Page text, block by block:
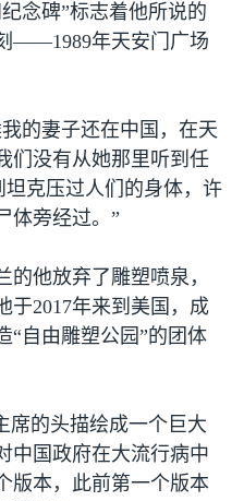
念碑”标志着他所说的
刻——1989年天安门广场
的妻子还在中国，在天
们没有从她那里听到任
坦克压过人们的身体，许
体旁经过。”
的他放弃了雕塑喷泉，
于2017年来到美国，成
“自由雕塑公园”的团体
席的头描绘成一个巨大
中国政府在大流行病中
版本，此前第一个版本